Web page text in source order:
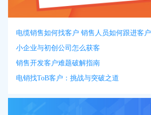
电缆销售如何找客户 销售人员如何跟进客户
小企业与初创公司怎么获客
销售开发客户难题破解指南
电销找ToB客户：挑战与突破之道